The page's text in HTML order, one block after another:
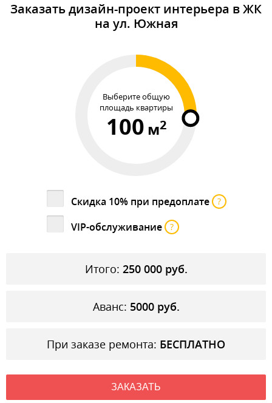
Заказать дизайн-проект интерьера в ЖК
на ул. Южная
Выберите общую
площадь квартиры
100 м2
Скидка 10% при предоплате ?
VIP-обслуживание ?
Итого: 250 000 руб.
Аванс: 5000 руб.
При заказе ремонта: БЕСПЛАТНО
ЗАКАЗАТЬ